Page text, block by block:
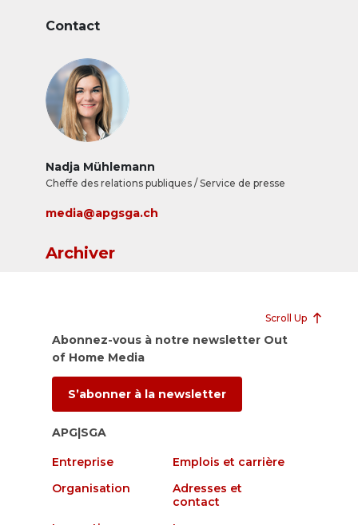
Contact
Nadja Mühlemann
Cheffe des relations publiques / Service de presse
media@apgsga.ch
Archiver
Scroll Up
Abonnez-vous à notre newsletter Out
of Home Media
S’abonner à la newsletter
APG|SGA
Entreprise
Emplois et carrière
Organisation
Adresses et
contact